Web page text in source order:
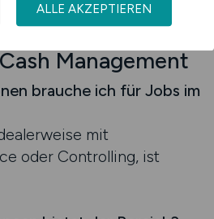
zu Jobs im
Management
brauche ich für Jobs im
mit
oder Controlling, ist
ALLE AKZEPTIEREN